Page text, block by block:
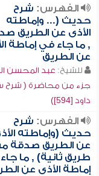
الفهرس: شرح
حديث (... وإماطته
الأذى عن الطريق
, ما جاء في إماطة
عن الطريق
للشيخ: عبد المحسن
جزء من محاضرة ( شرح
داود [594])
الفهرس: شرح
حديث (وإماطته
عن الطريق صدقة
طريق ثانية) , ما
إماطة الأذى عن